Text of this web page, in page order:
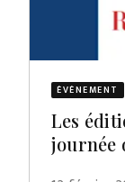
ÉVÈNEMENT
Les
journée